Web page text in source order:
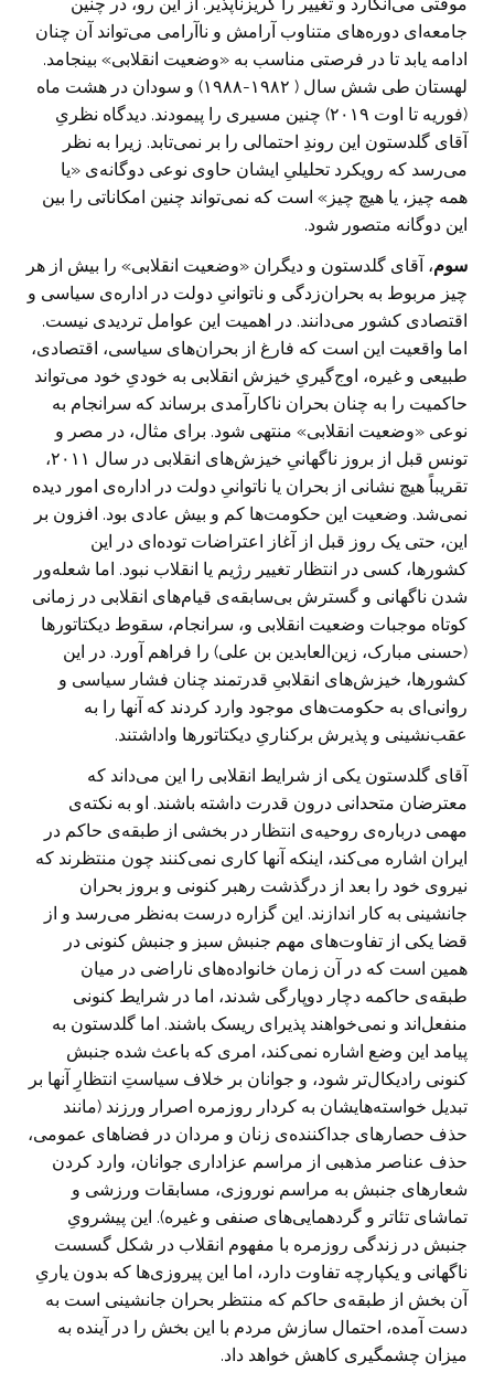
جامعه‌ای دوره‌های متناوب آرامش و ناآرامی می‌تواند آن‌ چنان
ادامه یابد تا در فرصتی مناسب به «وضعیت انقلابی» بینجامد.
لهستان طی شش سال ( ۱۹۸۲-۱۹۸۸) و سودان در هشت ماه
(فوریه تا اوت ۲۰۱۹) چنین مسیری را پیمودند. دیدگاه نظریِ
آقای گلدستون این روندِ احتمالی را بر نمی‌تابد. زیرا به نظر
می‌رسد که رویکرد تحلیلیِ ایشان حاوی نوعی دوگانه‌ی «یا
همه‌ چیز، یا هیچ‌ چیز» است که نمی‌تواند چنین امکاناتی را بین
این دوگانه متصور شود.
سوم، آقای گلدستون و دیگران «وضعیت انقلابی» را بیش از هر
چیز مربوط به بحران‌زدگی و ناتوانیِ دولت در اداره‌ی سیاسی و
اقتصادی کشور می‌دانند. در اهمیت این عوامل تردیدی نیست.
اما واقعیت این است که فارغ از بحران‌های سیاسی، اقتصادی،
طبیعی و غیره، اوج‌گیریِ خیزش انقلابی به ‌خودیِ خود می‌تواند
حاکمیت را به چنان بحران ناکارآمدی برساند که سرانجام به‌
نوعی «وضعیت انقلابی» منتهی شود. برای مثال، در مصر و
تونس قبل از بروز ناگهانیِ خیزش‌های انقلابی در سال ۲۰۱۱،
تقریباً هیچ نشانی از بحران یا ناتوانیِ دولت در اداره‌ی امور دیده
نمی‌شد. وضعیت این حکومت‌ها کم و بیش عادی بود. افزون بر
این، حتی یک روز قبل از آغاز اعتراضات توده‌ای در این
کشورها، کسی در انتظار تغییر رژیم یا انقلاب نبود. اما شعله‌ور
شدن ناگهانی و گسترش بی‌سابقه‌ی قیام‌های انقلابی در زمانی
کوتاه موجبات وضعیت انقلابی و، سرانجام، سقوط دیکتاتورها
(حسنی مبارک، زین‌العابدین بن علی) را فراهم آورد. در این
کشورها، خیزش‌های انقلابیِ قدرتمند چنان فشار سیاسی و
روانی‌ای به حکومت‌های موجود وارد کردند که آنها را به
عقب‌نشینی و پذیرش برکناریِ دیکتاتورها واداشتند.
آقای گلدستون یکی از شرایط انقلابی را این می‌داند که
معترضان متحدانی درون قدرت داشته باشند. او به نکته‌ی
مهمی درباره‌ی روحیه‌ی انتظار در بخشی از طبقه‌ی حاکم در
ایران اشاره می‌کند، اینکه آنها کاری نمی‌کنند چون منتظرند که
نیروی خود را بعد از درگذشت رهبر کنونی و بروز بحران
جانشینی به کار اندازند. این گزاره درست به‌نظر می‌رسد و از
قضا یکی از تفاوت‌های مهم جنبش سبز و جنبش کنونی در
همین است که در آن زمان خانواده‌های ناراضی در میان
طبقه‌ی حاکمه دچار دوپارگی شدند، اما در شرایط کنونی
منفعل‌اند و نمی‌خواهند پذیرای ریسک باشند. اما گلدستون به
پیامد این وضع اشاره نمی‌کند، امری که باعث شده جنبش
کنونی رادیکال‌تر شود، و جوانان بر خلاف سیاستِ انتظارِ آنها بر
تبدیل خواسته‌هایشان به کردار روزمره اصرار ورزند (مانند
حذف حصارهای جداکننده‌ی زنان و مردان در فضاهای عمومی،
حذف عناصر مذهبی از مراسم عزاداری جوانان، وارد کردن
شعارهای جنبش به مراسم نوروزی، مسابقات ورزشی و
تماشای تئاتر و گردهمایی‌های صنفی و غیره). این پیشرویِ
جنبش در زندگی روزمره با مفهوم انقلاب در شکل گسست
ناگهانی و یکپارچه تفاوت دارد، اما این پیروزی‌ها که بدون یاریِ
آن بخش از طبقه‌ی حاکم که منتظر بحران جانشینی است به
دست آمده، احتمال سازش مردم با این بخش را در آینده به
میزان چشمگیری کاهش خواهد داد.